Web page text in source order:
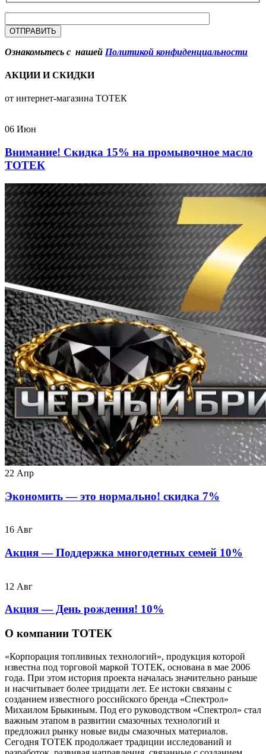
Ознакомьтесь с нашей Политикой конфиденциальности
АКЦИИ И СКИДКИ
от интернет-магазина ТОТЕК
06 Июн
Внимание! Скидка 15% на промывочное масло
ТОТЕК
22 Апр
Экономить — это нормально! скидка 7%
16 Авг
Акция — Поддержка многодетных семей 10%
12 Авг
Акция — День рождения! 10%
О компании ТОТЕК
«Корпорация топливных технологий», продукция которой
известна под торговой маркой ТОТЕК, основана в мае 2006
года. При этом история проекта началась значительно раньше
и насчитывает более тридцати лет. Ее истоки связаны с
созданием известного российского бренда «Спектрол»
Михаилом Брыкиным. Под его руководством «Спектрол» стал
важным этапом в развитии смазочных технологий и
предложил рынку новые виды смазочных материалов.
Сегодня ТОТЕК продолжает традиции исследований и